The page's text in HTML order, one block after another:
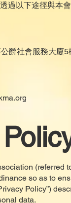
過以下途徑與本
爵社會服務大廈5
(referred
so as to
Policy”)
data.